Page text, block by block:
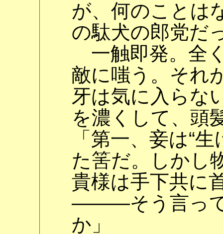
が、何のことは
の駄犬の郎党だ
一触即発。全
敵に嗤う。そ
牙は気に入らな
を濃くして、頭
「第一、妾は“
た筈だ。しかし
貴様は手下共に
―――そう言って
か」